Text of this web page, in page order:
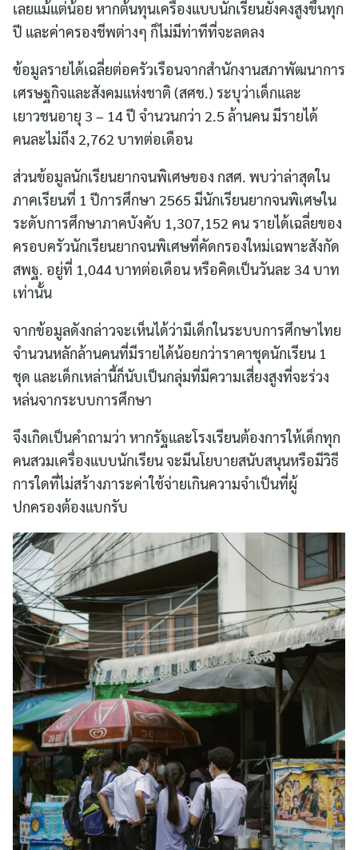
เลยแม้แต่น้อย หากต้นทุนเครื่องแบบนักเรียนยังคงสูงขึ้นทุก
ปี และค่าครองชีพต่างๆ ก็ไม่มีท่าทีที่จะลดลง
ข้อมูลรายได้เฉลี่ยต่อครัวเรือนจากสำนักงานสภาพัฒนาการ
เศรษฐกิจและสังคมแห่งชาติ (สศช.) ระบุว่าเด็กและ
เยาวชนอายุ 3 – 14 ปี จำนวนกว่า 2.5 ล้านคน มีรายได้
คนละไม่ถึง 2,762 บาทต่อเดือน
ส่วนข้อมูลนักเรียนยากจนพิเศษของ กสศ. พบว่าล่าสุดใน
ภาคเรียนที่ 1 ปีการศึกษา 2565 มีนักเรียนยากจนพิเศษใน
ระดับการศึกษาภาคบังคับ 1,307,152 คน รายได้เฉลี่ยของ
ครอบครัวนักเรียนยากจนพิเศษที่คัดกรองใหม่เฉพาะสังกัด
สพฐ. อยู่ที่ 1,044 บาทต่อเดือน หรือคิดเป็นวันละ 34 บาท
เท่านั้น
จากข้อมูลดังกล่าวจะเห็นได้ว่ามีเด็กในระบบการศึกษาไทย
จำนวนหลักล้านคนที่มีรายได้น้อยกว่าราคาชุดนักเรียน 1
ชุด และเด็กเหล่านี้ก็นับเป็นกลุ่มที่มีความเสี่ยงสูงที่จะร่วง
หล่นจากระบบการศึกษา
จึงเกิดเป็นคำถามว่า หากรัฐและโรงเรียนต้องการให้เด็กทุก
คนสวมเครื่องแบบนักเรียน จะมีนโยบายสนับสนุนหรือมีวิธี
การใดที่ไม่สร้างภาระค่าใช้จ่ายเกินความจำเป็นที่ผู้
ปกครองต้องแบกรับ